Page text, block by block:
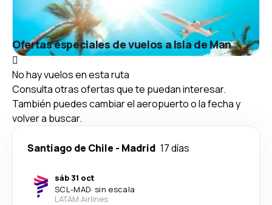
Ofertas especiales de vuelos a Isla de Man
No hay vuelos en esta ruta
Consulta otras ofertas que te puedan interesar.
También puedes cambiar el aeropuerto o la fecha y
volver a buscar.
Santiago de Chile - Madrid 17 días
sáb 31 oct
SCL-MAD· sin escala
LATAM Airlines